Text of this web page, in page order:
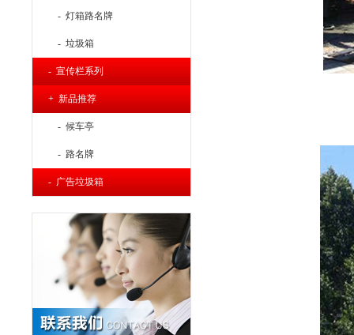
- 灯箱路名牌
- 垃圾箱
- 宣传栏系列
+ 新品推荐
- 候车亭
- 路名牌
- 广告垃圾箱